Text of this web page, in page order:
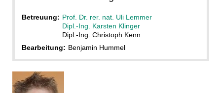
Betreuung: Prof. Dr. rer. nat. Uli Lemmer
Dipl.-Ing. Karsten Klinger
Dipl.-Ing. Christoph Kenn
Bearbeitung: Benjamin Hummel